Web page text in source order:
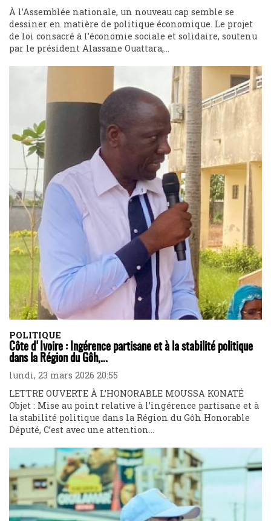
À l’Assemblée nationale, un nouveau cap semble se
dessiner en matière de politique économique. Le projet
de loi consacré à l’économie sociale et solidaire, soutenu
par le président Alassane Ouattara,...
POLITIQUE
Côte d'Ivoire : Ingérence partisane et à la stabilité politique
dans la Région du Gôh,...
lundi, 23 mars 2026 20:55
LETTRE OUVERTE À L’HONORABLE MOUSSA KONATÉ
Objet : Mise au point relative à l’ingérence partisane et à
la stabilité politique dans la Région du Gôh Honorable
Député, C’est avec une attention...